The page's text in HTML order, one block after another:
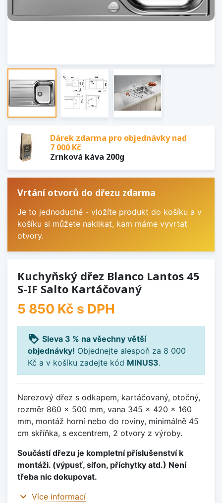
Dárek zdarma pro objednávky nad
7 000 Kč
Zrnková káva 200g
Vrtání otvorů do dřezu zdarma
Je to jednoduché - vložíte produkt do košíku a v
košíku si můžete naklikat, kam máme vyvrtat
otvory.
Kuchyňský dřez Blanco Lantos 45
S-IF Salto Kartáčovaný
5 850 Kč s DPH
loyalty Sleva 3 % na všechny větší
objednávky! Objednejte alespoň za 8 000
Kč a v košíku zadejte kód MINUS3.
Nerezový dřez s odkapem, kartáčovaný, otočný,
rozměr 860 x 500 mm, vana 345 x 420 x 160
mm, montáž horní nebo do roviny, minimálně 45
cm skříňka, s excentrem, 2 otvory z výroby.
Součástí dřezu je kompletní příslušenství k
montáži. (výpusť, sifon, příchytky atd.) Není
třeba nic dokupovat.
expand_more Více informací